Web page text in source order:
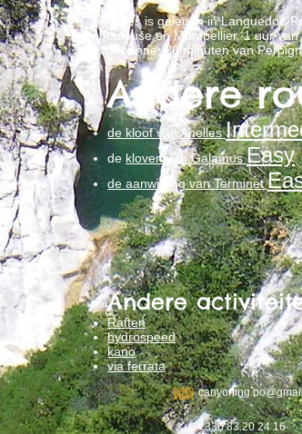
Prades is gelegen in Languedoc-
Toulouse en Montpellier, 1 uur
Narbonne, 30 minuten van
Andere
de kloof van Anelles
de kloven van GalamusEasy
de aanwijzing van Terminet
Andere
Raften
hydrospeed
kano
via ferrata
+336 83 20 24 16